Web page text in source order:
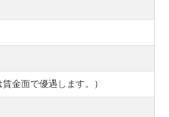
金面で優遇します。）